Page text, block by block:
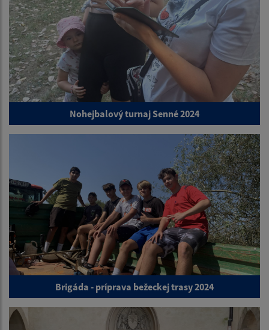
Nohejbalový turnaj Senné 2024
Brigáda - príprava bežeckej trasy 2024